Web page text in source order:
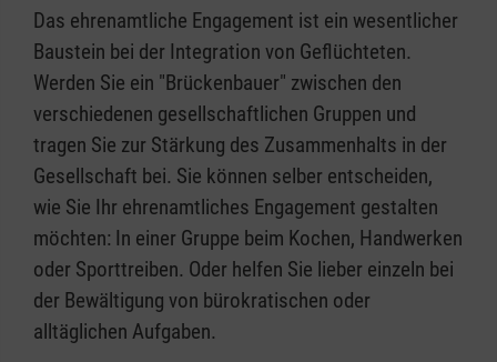
Das ehrenamtliche Engagement ist ein wesentlicher
Baustein bei der Integration von Geflüchteten.
Werden Sie ein "Brückenbauer" zwischen den
verschiedenen gesellschaftlichen Gruppen und
tragen Sie zur Stärkung des Zusammenhalts in der
Gesellschaft bei. Sie können selber entscheiden,
wie Sie Ihr ehrenamtliches Engagement gestalten
möchten: In einer Gruppe beim Kochen, Handwerken
oder Sporttreiben. Oder helfen Sie lieber einzeln bei
der Bewältigung von bürokratischen oder
alltäglichen Aufgaben.